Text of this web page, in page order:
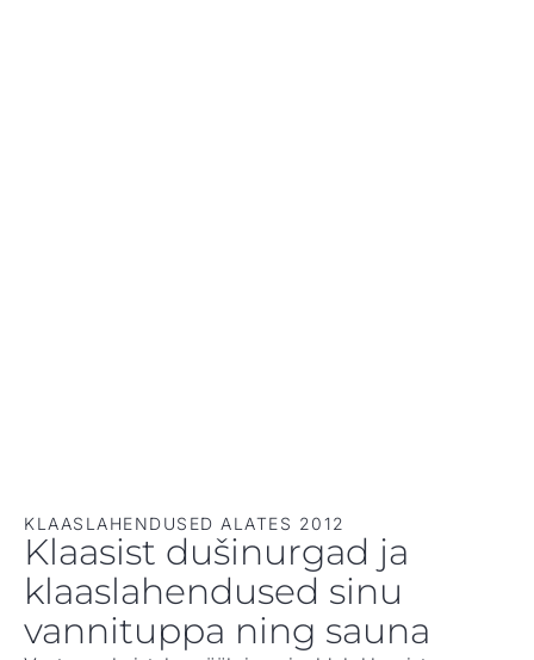
KLAASLAHENDUSED ALATES 2012
Klaasist dušinurgad ja
klaaslahendused sinu
vannituppa ning sauna